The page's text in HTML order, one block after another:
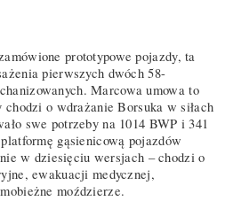
prototypowe pojazdy, ta
pierwszych dwóch 58-
Marcowa umowa to
o wdrażanie Borsuka w siłach
swe potrzeby na 1014 BWP i 341
gąsienicową pojazdów
w dziesięciu wersjach – chodzi o
ewakuacji medycznej,
moździerze.